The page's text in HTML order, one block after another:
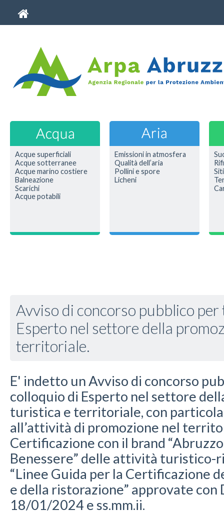
Acque superficiali
Acque sotterranee
Acque marino costiere
Balneazione
Scarichi
Acque potabili
Emissioni in atmosfera
Qualità dell’aria
Pollini e spore
Licheni
Avviso di concorso pubblico
Esperto nel settore della
territoriale.
E' indetto un Avviso di concorso
colloquio di Esperto nel settore
turistica e territoriale, con
all’attività di promozione nel
Certificazione con il brand
Benessere” delle attività turistico-
“Linee Guida per la Certificazione
e della ristorazione” approvate con
18/01/2024 e ss.mm.ii.